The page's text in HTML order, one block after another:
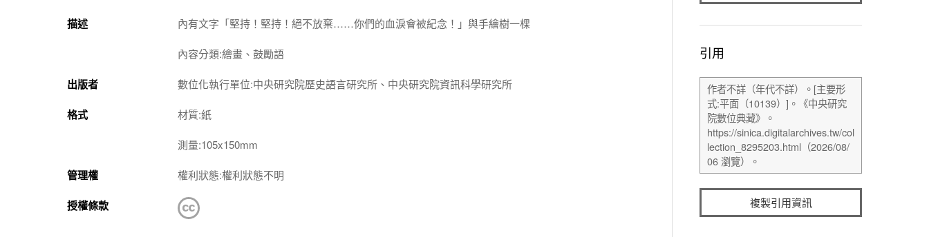
描述
內有文字「堅持！堅持！絕不放棄……你們的血淚會被紀念！」與手繪樹一棵
內容分類:繪畫、鼓勵語
出版者 數位化執行單位:中央研究院歷史語言研究所、中央研究院資訊科學研究所
格式 材質:紙
測量:105x150mm
管理權 權利狀態:權利狀態不明
授權條款
引用
複製引用資訊